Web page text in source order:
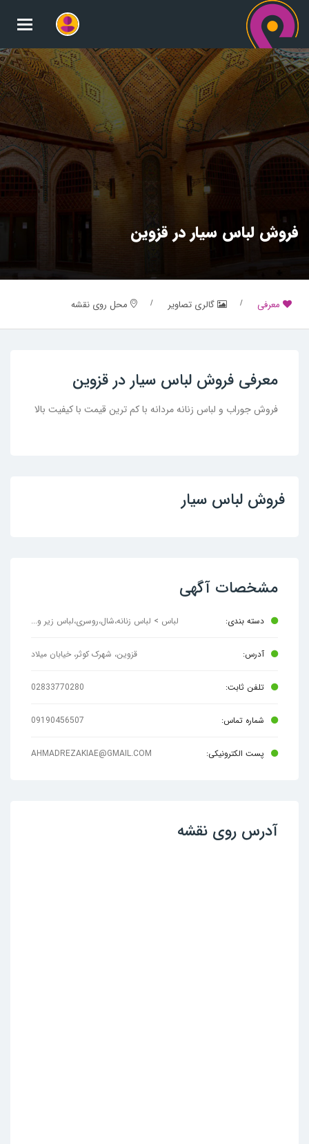
فروش لباس سیار در قزوین
معرفی گالری تصاویر محل روی نقشه
معرفی فروش لباس سیار در قزوین
فروش جوراب و لباس زنانه مردانه با کم ترین قیمت با کیفیت بالا
فروش لباس سیار
مشخصات آگهی
دسته بندی: لباس > لباس زنانه،شال،روسری،لباس زیر و...
آدرس: قزوین، شهرک کوثر، خیابان میلاد
تلفن ثابت: 02833770280
شماره تماس: 09190456507
پست الکترونیکی: AHMADREZAKIAE@GMAIL.COM
آدرس روی نقشه